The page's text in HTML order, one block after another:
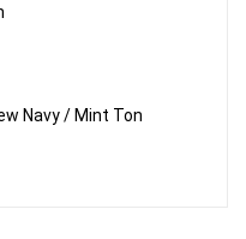
Navy / Mint Ton